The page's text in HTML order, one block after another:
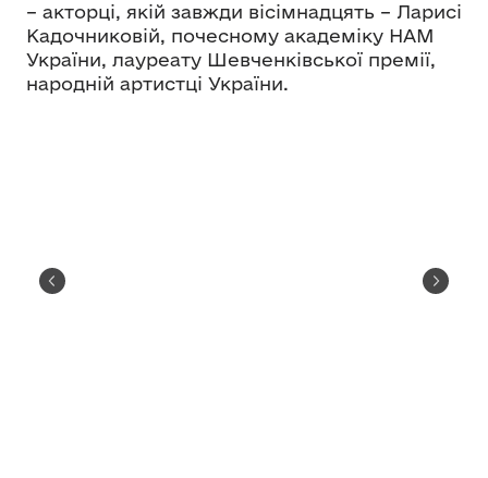
– акторці, якій завжди вісімнадцять – Ларисі
Кадочниковій, почесному академіку НАМ
України, лауреату Шевченківської премії,
народній артистці України.